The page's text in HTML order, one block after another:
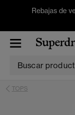
Rebajas de
TOPS